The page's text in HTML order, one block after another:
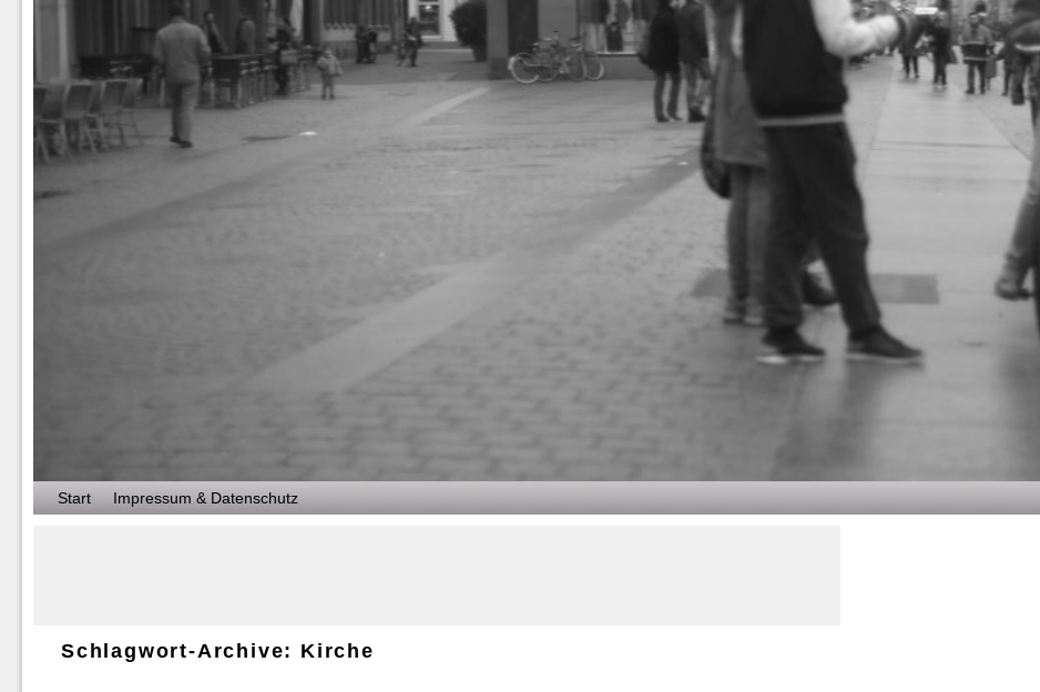
Zum Inhalt wechseln
Zum sekundären Inhalt wechseln
Start Impressum & Datenschutz
Schlagwort-Archive: Kirche